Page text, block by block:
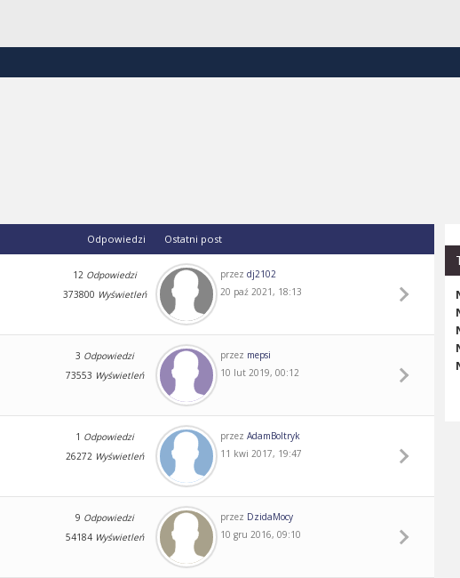
Odpowiedzi Ostatni post
12 Odpowiedzi
373800 Wyświetleń
przez dj2102
20 paź 2021, 18:13
3 Odpowiedzi
73553 Wyświetleń
przez mepsi
10 lut 2019, 00:12
1 Odpowiedzi
26272 Wyświetleń
przez AdamBoltryk
11 kwi 2017, 19:47
9 Odpowiedzi
54184 Wyświetleń
przez DzidaMocy
10 gru 2016, 09:10